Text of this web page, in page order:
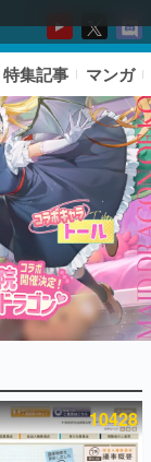
特集記事 マンガ
10428